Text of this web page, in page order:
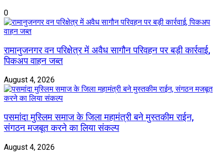
0
रामानुजनगर वन परिक्षेत्र में अवैध सागौन परिवहन पर बड़ी कार्रवाई,
पिकअप वाहन जब्त
August 4, 2026
पसमांदा मुस्लिम समाज के जिला महामंत्री बने मुस्तकीम राईन,
संगठन मजबूत करने का लिया संकल्प
August 4, 2026